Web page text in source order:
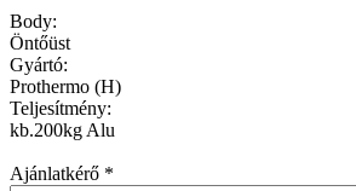
Body:
Öntőüst
Gyártó:
Prothermo (H)
Teljesítmény:
kb.200kg Alu
Ajánlatkérő *